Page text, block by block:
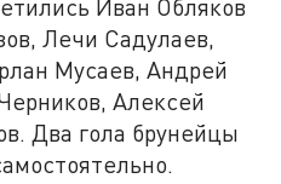
Иван Обляков
Лечи Садулаев,
Мусаев, Андрей
Алексей
Два гола брунейцы